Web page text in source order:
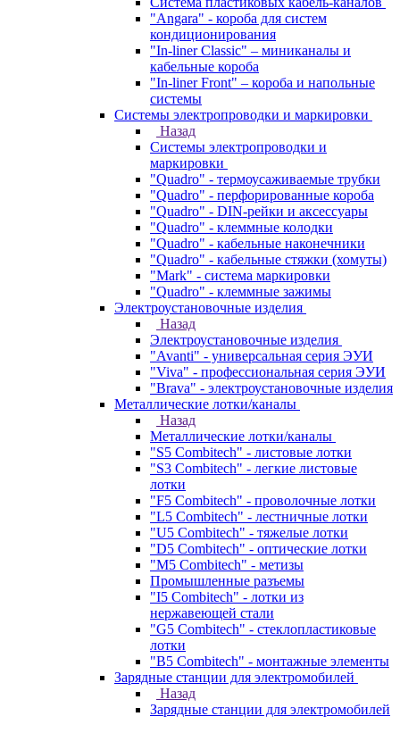
"Angara" - короба для систем
кондиционирования
"In-liner Classic" – миниканалы и
кабельные короба
"In-liner Front" – короба и напольные
системы
Системы электропроводки и маркировки
Назад
Системы электропроводки и
маркировки
"Quadro" - термоусаживаемые трубки
"Quadro" - перфорированные короба
"Quadro" - DIN-рейки и аксессуары
"Quadro" - клеммные колодки
"Quadro" - кабельные наконечники
"Quadro" - кабельные стяжки (хомуты)
"Mark" - система маркировки
"Quadro" - клеммные зажимы
Электроустановочные изделия
Назад
Электроустановочные изделия
"Avanti" - универсальная серия ЭУИ
"Viva" - профессиональная серия ЭУИ
"Brava" - электроустановочные изделия
Металлические лотки/каналы
Назад
Металлические лотки/каналы
"S5 Combitech" - листовые лотки
"S3 Combitech" - легкие листовые
лотки
"F5 Combitech" - проволочные лотки
"L5 Combitech" - лестничные лотки
"U5 Combitech" - тяжелые лотки
"D5 Combitech" - оптические лотки
"M5 Combitech" - метизы
Промышленные разъемы
"I5 Combitech" - лотки из
нержавеющей стали
"G5 Combitech" - стеклопластиковые
лотки
"B5 Combitech" - монтажные элементы
Зарядные станции для электромобилей
Назад
Зарядные станции для электромобилей